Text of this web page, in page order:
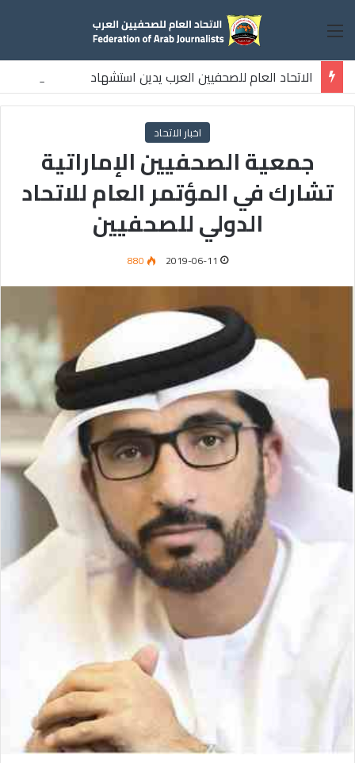
القائمة
الاتحاد العام للصحفيين العرب يدين استشهاد
ثلاثة صحفيين فلسطينيين باستهداف إسرائيلي وسط قطاع غزة
اخبار الاتحاد
جمعية الصحفيين الإماراتية
تشارك في المؤتمر العام للاتحاد
الدولي للصحفيين
2019-06-11
880